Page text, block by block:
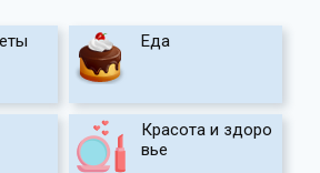
Еда
Красота и здоро
вье